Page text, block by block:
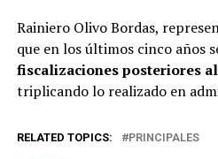
Rainiero Olivo Bordas,
que en los últimos cinco años
fiscalizaciones posteriores
triplicando lo realizado en
RELATED TOPICS: PRINCIPALES